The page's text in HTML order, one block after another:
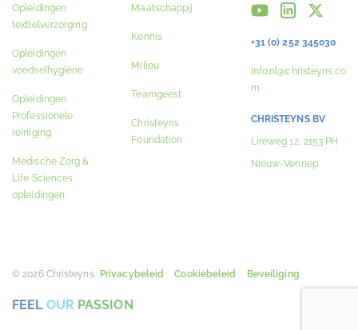
Opleidingen
textielverzorging
Opleidingen
voedselhygiëne
Opleidingen
Professionele
reiniging
Medische Zorg &
Life Sciences
opleidingen
Maatschappij
Kennis
Milieu
Teamgeest
Christeyns
Foundation
+31 (0) 252 345030
info.nl@christeyns.co
m
CHRISTEYNS BV
Lireweg 12, 2153 PH
Nieuw-Vennep
© 2026 Christeyns. Privacybeleid Cookiebeleid Beveiliging
FEEL OUR PASSION